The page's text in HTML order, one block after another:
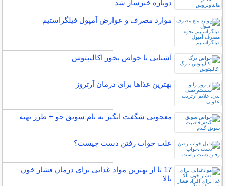
دوباره خبرساز شد
موارد مصرف و عوارض آمپول فیلگراستیم
آشنایی با خواص بخور اکالیپتوس
بهترین غذاها برای درمان آرتروز
معجونی شگفت انگیز به نام سویق جو + طرز تهیه
علت خواب رفتن دست چیست؟
17 تا از بهترین مواد غذایی برای درمان فشار خون
بالا